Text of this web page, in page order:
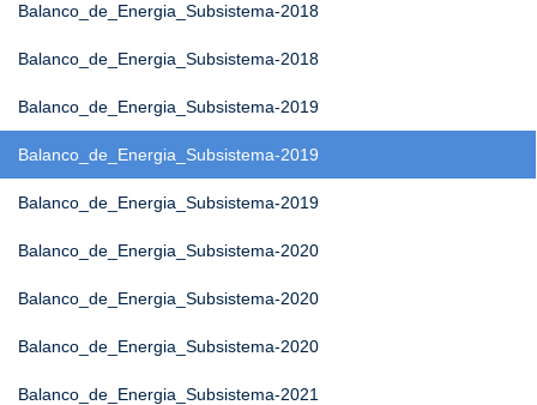
Balanco_de_Energia_Subsistema-2018
Balanco_de_Energia_Subsistema-2018
Balanco_de_Energia_Subsistema-2019
Balanco_de_Energia_Subsistema-2019
Balanco_de_Energia_Subsistema-2019
Balanco_de_Energia_Subsistema-2020
Balanco_de_Energia_Subsistema-2020
Balanco_de_Energia_Subsistema-2020
Balanco_de_Energia_Subsistema-2021